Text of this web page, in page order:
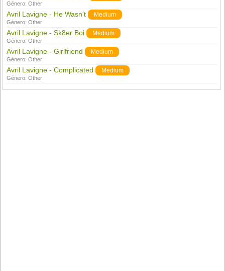
Género:Other
Avril Lavigne - He Wasn't Medium
Género:Other
Avril Lavigne - Sk8er Boi Medium
Género:Other
Avril Lavigne - Girlfriend Medium
Género:Other
Avril Lavigne - Complicated Medium
Género:Other